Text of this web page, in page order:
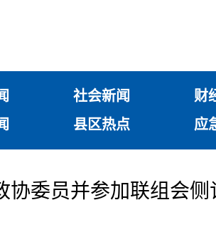
社会新闻 财
县区热点 应
协委员并参加联组会侧